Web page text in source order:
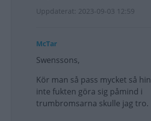
Uppdaterat: 2023-09-03 12:59
McTar
Swenssons,
Kör man så pass mycket så
inte fukten göra sig påmind i
trumbromsarna skulle jag tro.